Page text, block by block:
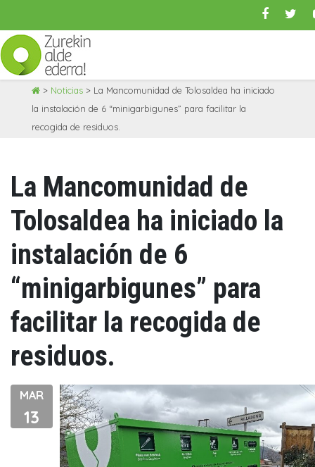
> Noticias > La Mancomunidad de Tolosaldea ha iniciado
la instalación de 6 “minigarbigunes” para facilitar la
recogida de residuos.
La Mancomunidad de
Tolosaldea ha iniciado la
instalación de 6
“minigarbigunes” para
facilitar la recogida de
residuos.
MAR
13